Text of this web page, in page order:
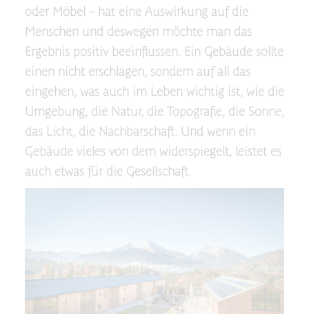
oder Möbel – hat eine Auswirkung auf die
Menschen und deswegen möchte man das
Ergebnis positiv beeinflussen. Ein Gebäude sollte
einen nicht erschlagen, sondern auf all das
eingehen, was auch im Leben wichtig ist, wie die
Umgebung, die Natur, die Topografie, die Sonne,
das Licht, die Nachbarschaft. Und wenn ein
Gebäude vieles von dem widerspiegelt, leistet es
auch etwas für die Gesellschaft.